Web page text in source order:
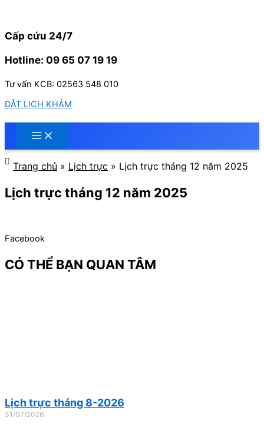
nội
Cấp cứu 24/7
Hotline: 09 65 07 19 19
Tư vấn KCB: 02563 548 010
ĐẶT LỊCH KHÁM
Trang chủ » Lịch trực » Lịch trực tháng 12 năm 2025
Lịch trực tháng 12 năm 2025
Facebook
CÓ THỂ BẠN QUAN TÂM
Lịch trực tháng 8-2026
31/07/2026